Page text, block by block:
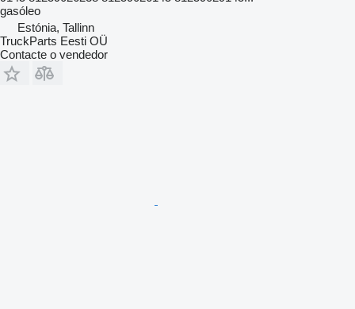
gasóleo
Estónia, Tallinn
TruckParts Eesti OÜ
Contacte o vendedor